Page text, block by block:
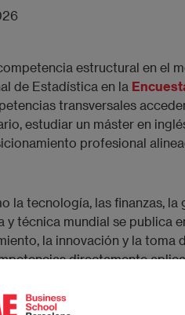
estructural en el
de Estadística en la
transversales
estudiar un máster en
profesional
la tecnología, las finanzas,
técnica mundial se publica
la innovación y la toma
directamente